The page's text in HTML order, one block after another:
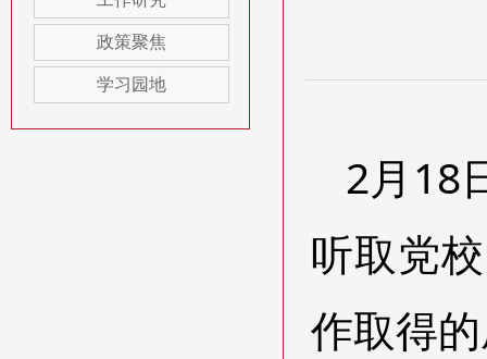
政策聚焦
学习园地
2月18
听取党
作取得